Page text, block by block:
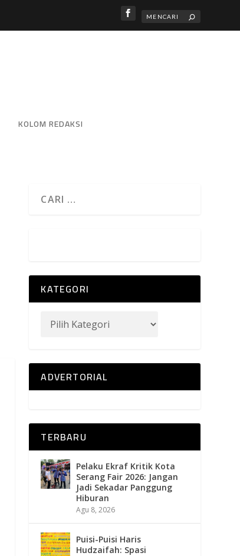
KOLOM REDAKSI
KATEGORI
ADVERTORIAL
TERBARU
Pelaku Ekraf Kritik Kota
Serang Fair 2026: Jangan
Jadi Sekadar Panggung
Hiburan
Agu 8, 2026
Puisi-Puisi Haris
Hudzaifah: Spasi